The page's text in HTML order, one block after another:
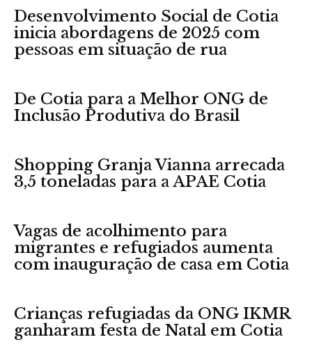
Desenvolvimento Social de Cotia
inicia abordagens de 2025 com
pessoas em situação de rua
De Cotia para a Melhor ONG de
Inclusão Produtiva do Brasil
Shopping Granja Vianna arrecada
3,5 toneladas para a APAE Cotia
Vagas de acolhimento para
migrantes e refugiados aumenta
com inauguração de casa em Cotia
Crianças refugiadas da ONG IKMR
ganharam festa de Natal em Cotia